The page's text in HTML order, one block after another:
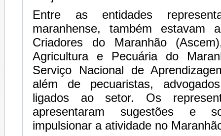
Entre as entidades
maranhense, também estavam
Criadores do Maranhão
Agricultura e Pecuária do
Serviço Nacional de
além de pecuaristas,
ligados ao setor. Os
apresentaram sugestões e
impulsionar a atividade no